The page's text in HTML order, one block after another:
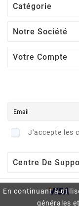
En continuant à
générales
Catégorie
Notre Société
Votre Compte
J'accepte les
Centre De